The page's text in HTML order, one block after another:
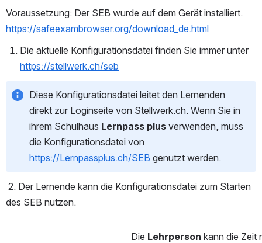
https://safeexambrowser.org/download_de.html
https://stellwerk.ch/seb
Diese Konfigurationsdatei leitet den Lernenden
direkt zur Loginseite von Stellwerk.ch. Wenn Sie in
ihrem Schulhaus Lernpass plus verwenden, muss
https://Lernpassplus.ch/SEB genutzt werden.
des SEB nutzen.
Die Lehrperson kann die Zeit